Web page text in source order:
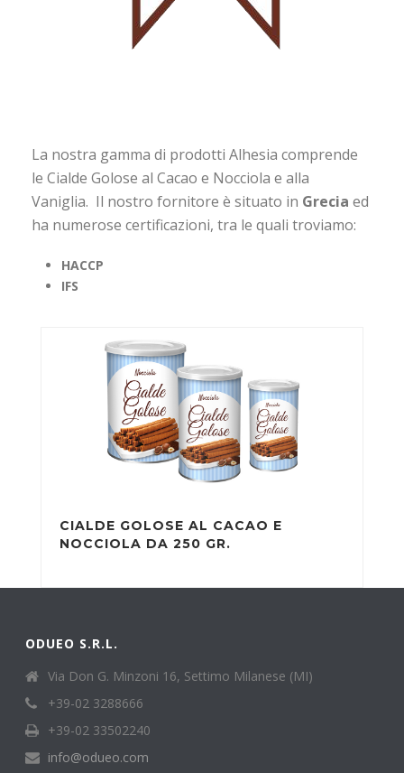
La nostra gamma di prodotti Alhesia comprende
le Cialde Golose al Cacao e Nocciola e alla
Vaniglia. Il nostro fornitore è situato in Grecia ed
ha numerose certificazioni, tra le quali troviamo:
HACCP
IFS
CIALDE GOLOSE AL CACAO E
NOCCIOLA DA 250 GR.
ODUEO S.R.L.
Via Don G. Minzoni 16, Settimo Milanese (MI)
+39-02 3288666
+39-02 33502240
info@odueo.com